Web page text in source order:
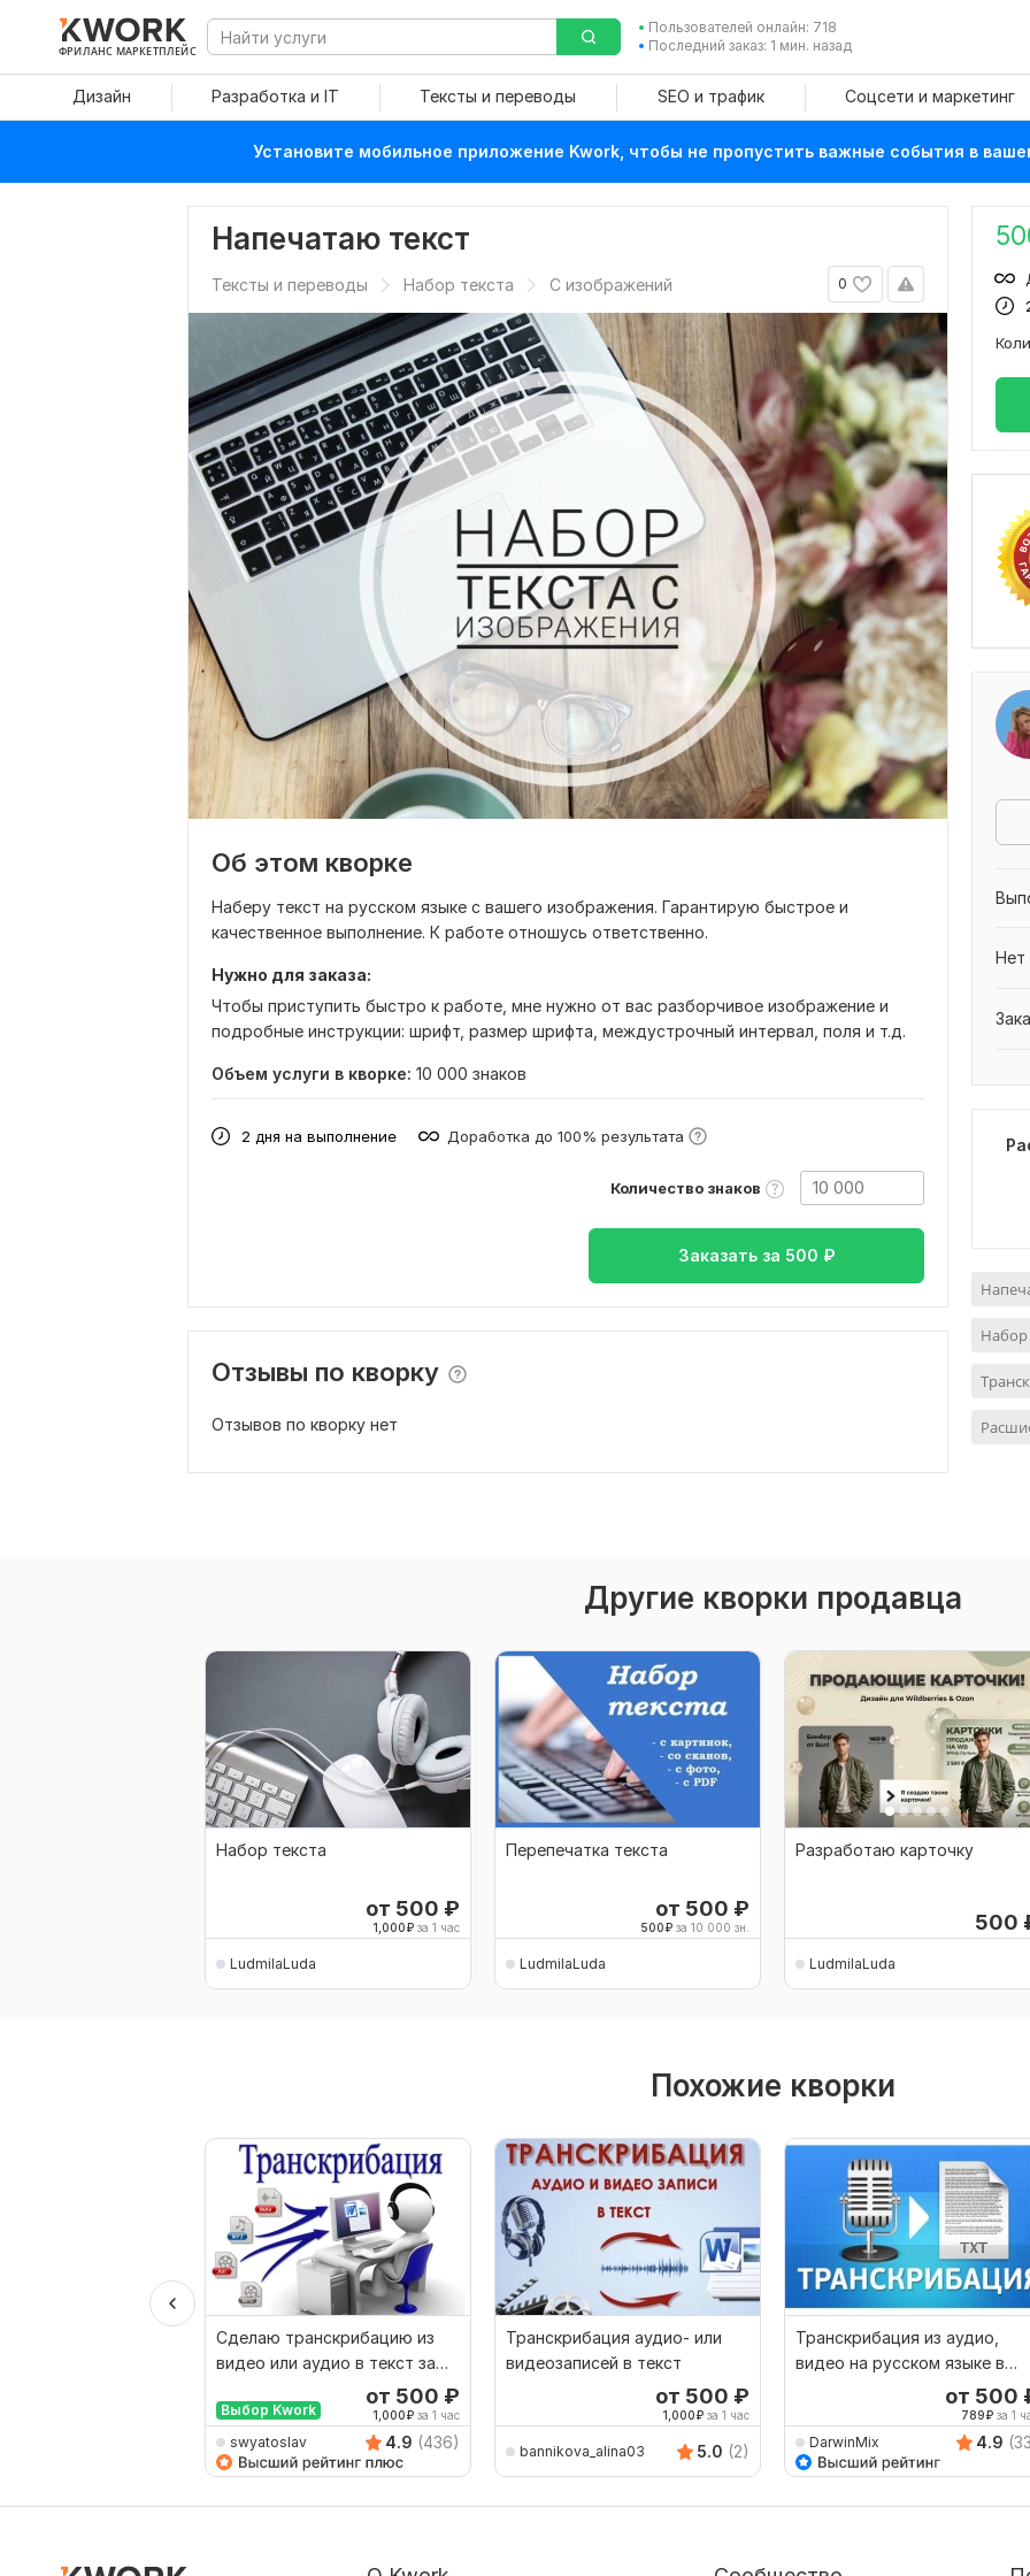
ФРИЛАНС МАРКЕТПЛЕЙС
Пользователей онлайн: 718
Последний заказ: 1 мин. назад
Дизайн Разработка и IT Тексты и переводы SEO и трафик Соцсети и маркетинг
Установите мобильное приложение Kwork, чтобы не пропустить важные события в
Напечатаю текст
0
Тексты и переводы Набор текста С изображений
Об этом кворке
Наберу текст на русском языке с вашего изображения. Гарантирую быстрое и
качественное выполнение. К работе отношусь ответственно.
Нужно для заказа:
Чтобы приступить быстро к работе, мне нужно от вас разборчивое изображение и
подробные инструкции: шрифт, размер шрифта, междустрочный интервал, поля и т.д.
Объем услуги в кворке: 10 000 знаков
2 дня на выполнение Доработка до 100% результата
Количество знаков
Заказать за 500 ₽
Отзывы по кворку
Отзывов по кворку нет
Нет
Набор
Другие кворки продавца
Набор текста
от 500 ₽
1,000₽ за 1 час
LudmilaLuda
Перепечатка текста
от 500 ₽
500₽ за 10 000 зн.
LudmilaLuda
Разработаю карточку
500
LudmilaLuda
Похожие кворки
Сделаю транскрибацию из
видео или аудио в текст за
Выбор Kwork
от 500 ₽
1,000₽ за 1 час
swyatoslav 4.9 (436)
Транскрибация аудио- или
видеозаписей в текст
от 500 ₽
1,000₽ за 1 час
bannikova_alina03 5.0 (2)
Транскрибация из аудио,
видео на русском языке в
от 500
789₽ за 1
DarwinMix 4.9